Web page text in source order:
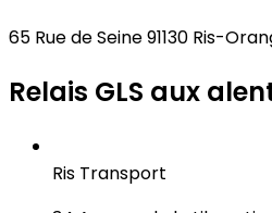
65 Rue de Seine 91130 Ris-
Relais GLS aux
Ris Transport